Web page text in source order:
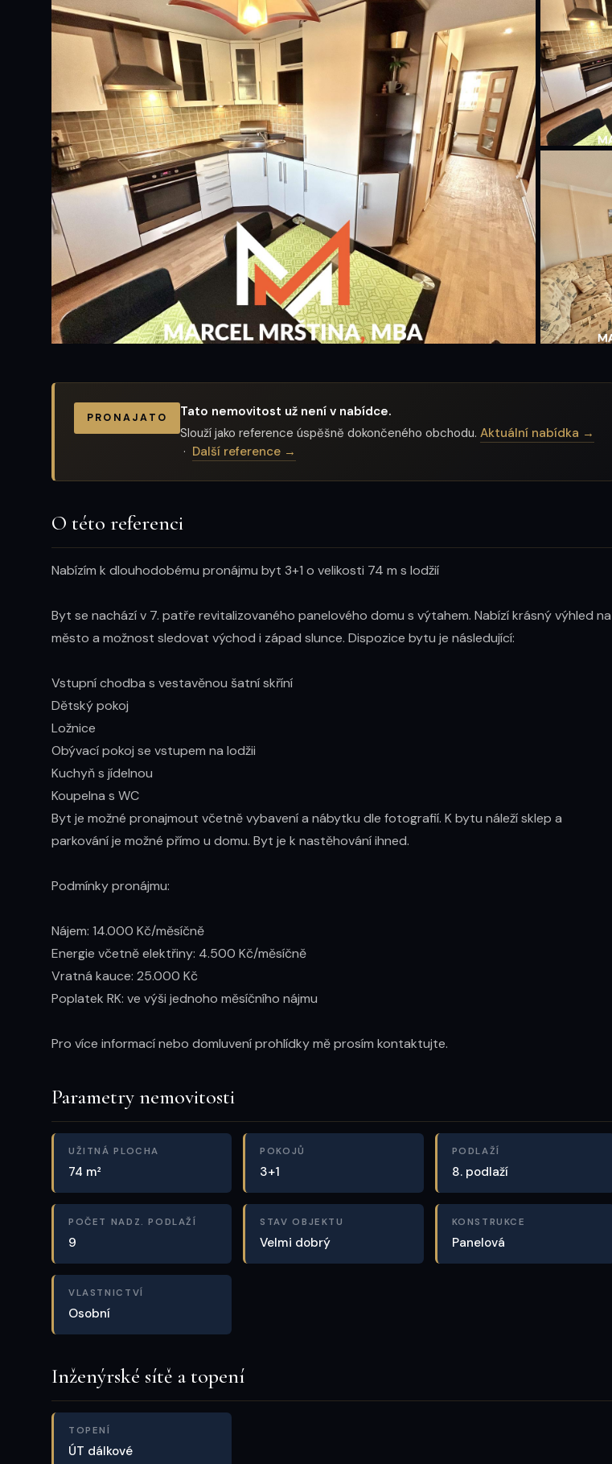
PRONAJATO
Tato nemovitost už není v nabídce.
Slouží jako reference úspěšně dokončeného obchodu.Aktuální nabídka →
· Další reference →
O této referenci
Nabízím k dlouhodobému pronájmu byt 3+1 o velikosti 74 m s lodžií
Byt se nachází v 7. patře revitalizovaného panelového domu s výtahem. Nabízí krásný výhled na
město a možnost sledovat východ i západ slunce. Dispozice bytu je následující:
Vstupní chodba s vestavěnou šatní skříní
Dětský pokoj
Ložnice
Obývací pokoj se vstupem na lodžii
Kuchyň s jídelnou
Koupelna s WC
Byt je možné pronajmout včetně vybavení a nábytku dle fotografií. K bytu náleží sklep a
parkování je možné přímo u domu. Byt je k nastěhování ihned.
Podmínky pronájmu:
Nájem: 14.000 Kč/měsíčně
Energie včetně elektřiny: 4.500 Kč/měsíčně
Vratná kauce: 25.000 Kč
Poplatek RK: ve výši jednoho měsíčního nájmu
Pro více informací nebo domluvení prohlídky mě prosím kontaktujte.
Parametry nemovitosti
UŽITNÁ PLOCHA
74 m²
POKOJŮ
3+1
PODLAŽÍ
8. podlaží
POČET NADZ. PODLAŽÍ
9
STAV OBJEKTU
Velmi dobrý
KONSTRUKCE
Panelová
VLASTNICTVÍ
Osobní
Inženýrské sítě a topení
TOPENÍ
ÚT dálkové